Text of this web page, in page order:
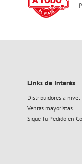
Links de Interés
Distribuidores a nivel
Ventas mayoristas
Sigue Tu Pedido en